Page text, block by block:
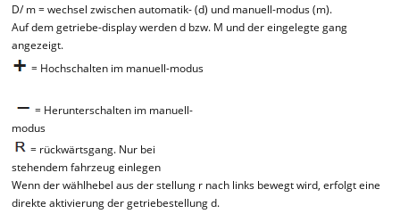
D/ m = wechsel zwischen automatik- (d) und manuell-modus (m).
Auf dem getriebe-display werden d bzw. M und der eingelegte gang
angezeigt.
= Hochschalten im manuell-modus
= Herunterschalten im manuell-
modus
= rückwärtsgang. Nur bei
stehendem fahrzeug einlegen
Wenn der wählhebel aus der stellung r nach links bewegt wird, erfolgt eine
direkte aktivierung der getriebestellung d.